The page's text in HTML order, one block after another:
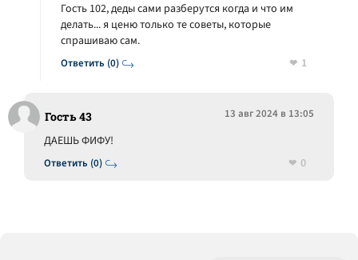
Ответить (0)
Гость 102, деды сами разберутся когда и что им
делать... я ценю только те советы, которые
спрашиваю сам.
1
Гость 43 13 авг 2024 в 13:05
Ответить (0)
ДАЕШЬ ФИФУ!
0